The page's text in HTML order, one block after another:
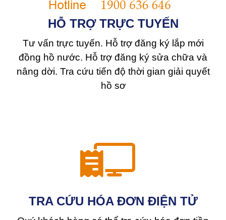
HỖ TRỢ TRỰC TUYẾN
Tư vấn trực tuyến. Hỗ trợ đăng ký lắp mới
đồng hồ nước. Hỗ trợ đăng ký sửa chữa và
nâng dời. Tra cứu tiến độ thời gian giải quyết
hồ sơ
TRA CỨU HÓA ĐƠN ĐIỆN TỬ